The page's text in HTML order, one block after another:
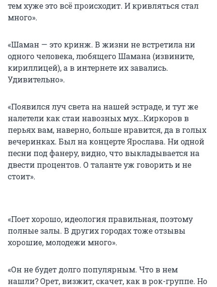
тем хуже это всё происходит. И кривляться стал
много».
«Шаман — это кринж. В жизни не встретила ни
одного человека, любящего Шамана (извините,
кириллицей), а в интернете их завались.
Удивительно».
«Появился луч света на нашей эстраде, и тут же
налетели как стаи навозных мух…Киркоров в
перьях вам, наверно, больше нравится, да в голых
вечеринках. Был на концерте Ярослава. Ни одной
песни под фанеру, видно, что выкладывается на
двести процентов. О таланте уж говорить и не
стоит».
«Поет хорошо, идеология правильная, поэтому
полные залы. В других городах тоже отзывы
хорошие, молодежи много».
«Он не будет долго популярным. Что в нем
нашли? Орет, визжит, скачет, как в рок-группе. Но